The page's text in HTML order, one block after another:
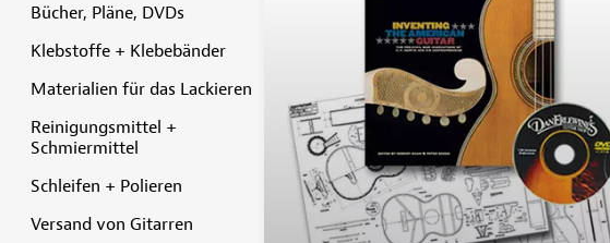
Bücher, Pläne, DVDs
Klebstoffe + Klebebänder
Materialien für das Lackieren
Reinigungsmittel +
Schmiermittel
Schleifen + Polieren
Versand von Gitarren